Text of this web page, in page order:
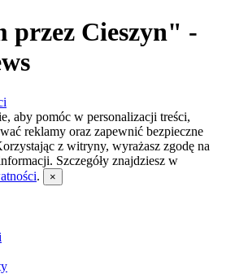
przez Cieszyn" -
aby pomóc w personalizacji treści,
reklamy oraz zapewnić bezpieczne
z witryny, wyrażasz zgodę na
Szczegóły znajdziesz w
.
×